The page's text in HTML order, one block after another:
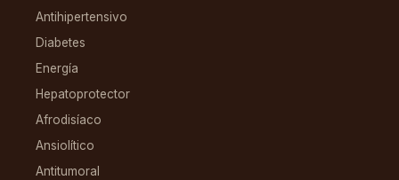
Antihipertensivo
Diabetes
Energía
Hepatoprotector
Afrodisíaco
Ansiolítico
Antitumoral